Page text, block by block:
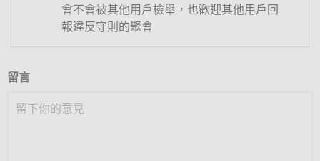
會不會被其他用戶檢舉，也歡迎其他用戶回
報違反守則的聚會
留言